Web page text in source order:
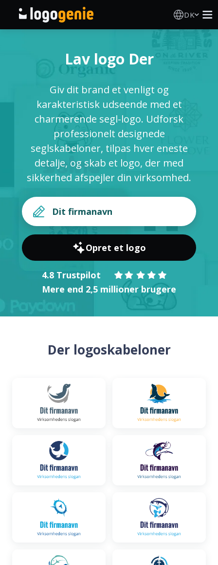
DK
AI logogenerator
Logoidéer
Trykte produkter
Blog
LOG IND
Lav logo Der
Giv dit brand et venligt og
karakteristisk udseende med et
charmerende segl-logo. Udforsk
professionelt designede
seglskabeloner, tilpas hver eneste
detalje, og skab et logo, der med
sikkerhed afspejler din virksomhed.
Opret et logo
4.8 Trustpilot
Mere end 2,5 millioner brugere
Der logoskabeloner